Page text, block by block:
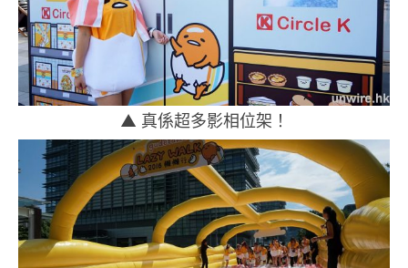
▲ 真係超多影相位架！